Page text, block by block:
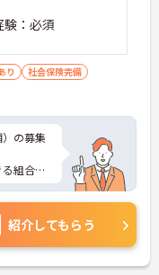
：必須
り
社会保険完備
の募集
組合制
ご活躍
、さら
談くだ
紹介してもらう